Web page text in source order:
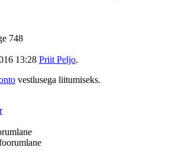
748
13:28 Priit Peljo.
vestlusega liitumiseks.